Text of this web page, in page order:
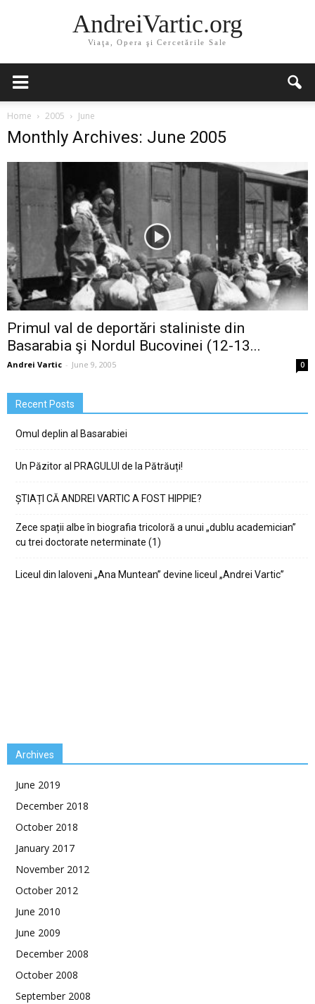
AndreiVartic.org
Viaţa, Opera şi Cercetările Sale
Home 2005 June
Monthly Archives: June 2005
Primul val de deportări staliniste din
Basarabia şi Nordul Bucovinei (12-13...
Andrei Vartic - June 9, 2005 0
Recent Posts
Omul deplin al Basarabiei
Un Păzitor al PRAGULUI de la Pătrăuți!
ȘTIAȚI CĂ ANDREI VARTIC A FOST HIPPIE?
Zece spații albe în biografia tricoloră a unui „dublu academician”
cu trei doctorate neterminate (1)
Liceul din Ialoveni „Ana Muntean” devine liceul „Andrei Vartic”
Archives
June 2019
December 2018
October 2018
January 2017
November 2012
October 2012
June 2010
June 2009
December 2008
October 2008
September 2008